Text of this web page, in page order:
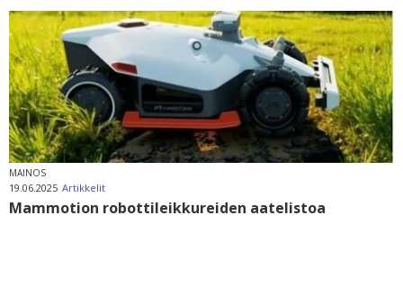
MAINOS
19.06.2025 Artikkelit
Mammotion robottileikkureiden aatelistoa